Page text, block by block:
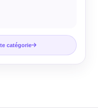
catégorie